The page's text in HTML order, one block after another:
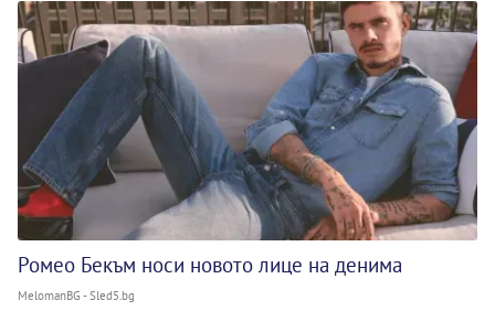
Ромео Бекъм носи новото лице на денима
MelomanBG - Sled5.bg